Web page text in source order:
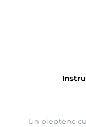
Un pieptene